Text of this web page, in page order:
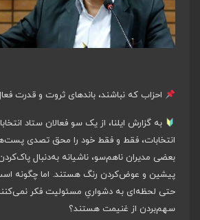
احزاب که نباشند، باندهای ثروت و قدرت
به گزارش ایلنا، از یک سو فعالان ستاد
انتخابات، فقط و فقط خود را محق تصدی
بعضی مدیران ناهم‌سو، ناشیانه به‌دنبال
پیشین و عوض‌کردن رنگ هستند. اما چگونه
حتی لحظه‌ای به دشواریِ مسئولیت فکر نمی‌کنند
سهم‌بردن از غنیمت هستند؟